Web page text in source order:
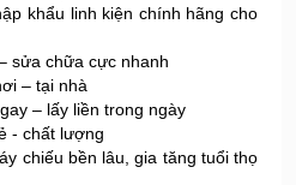
khẩu linh kiện chính hãng cho
sửa chữa cực nhanh
– tại nhà
– lấy liền trong ngày
- chất lượng
chiếu bền lâu, gia tăng tuổi thọ